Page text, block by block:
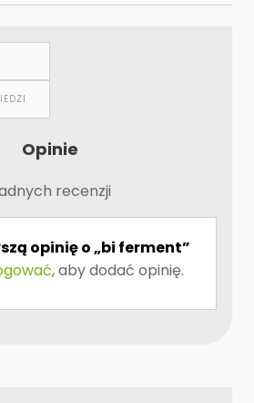
Opinie
recenzji
opinię o „bi ferment”
, aby dodać opinię.